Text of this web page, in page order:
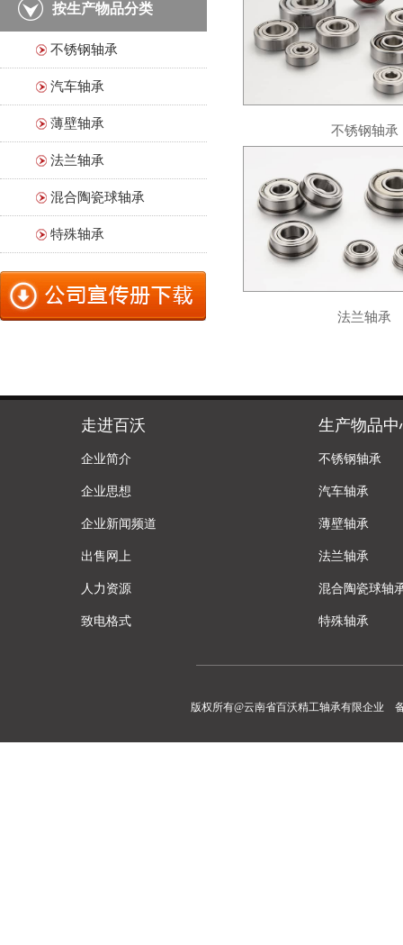
按生产物品分类
不锈钢轴承
汽车轴承
薄壁轴承
法兰轴承
混合陶瓷球轴承
特殊轴承
不锈钢轴承
法兰轴承
走进百沃
企业简介
企业思想
企业新闻频道
出售网上
人力资源
致电格式
生产物品中
不锈钢轴承
汽车轴承
薄壁轴承
法兰轴承
混合陶瓷球轴
特殊轴承
版权所有@云南省百沃精工轴承有限企业